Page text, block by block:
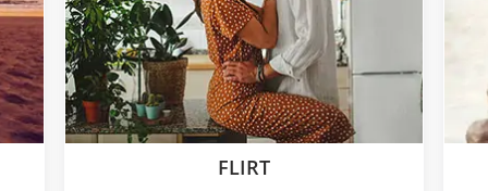
FLIRT